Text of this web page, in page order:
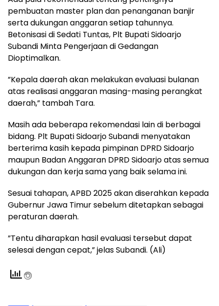
pembuatan master plan dan penanganan banjir
serta dukungan anggaran setiap tahunnya.
Betonisasi di Sedati Tuntas, Plt Bupati Sidoarjo
Subandi Minta Pengerjaan di Gedangan
Dioptimalkan.
”Kepala daerah akan melakukan evaluasi bulanan
atas realisasi anggaran masing-masing perangkat
daerah,” tambah Tara.
Masih ada beberapa rekomendasi lain di berbagai
bidang. Plt Bupati Sidoarjo Subandi menyatakan
berterima kasih kepada pimpinan DPRD Sidoarjo
maupun Badan Anggaran DPRD Sidoarjo atas semua
dukungan dan kerja sama yang baik selama ini.
Sesuai tahapan, APBD 2025 akan diserahkan kepada
Gubernur Jawa Timur sebelum ditetapkan sebagai
peraturan daerah.
”Tentu diharapkan hasil evaluasi tersebut dapat
selesai dengan cepat,” jelas Subandi. (Ali)